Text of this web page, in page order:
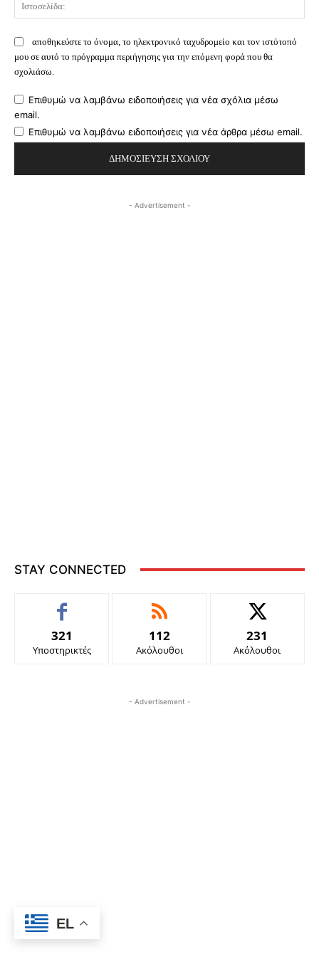
αποθηκεύστε το όνομα, το ηλεκτρονικό ταχυδρομείο και τον ιστότοπό
μου σε αυτό το πρόγραμμα περιήγησης για την επόμενη φορά που θα
σχολιάσω.
Επιθυμώ να λαμβάνω ειδοποιήσεις για νέα σχόλια μέσω
email.
Επιθυμώ να λαμβάνω ειδοποιήσεις για νέα άρθρα μέσω email.
- Advertisement -
STAY CONNECTED
321
Υποστηρικτές
112
Ακόλουθοι
231
Ακόλουθοι
- Advertisement -
EL